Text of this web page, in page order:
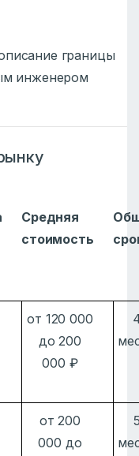
границы
инженером
Средняя
стоимость
от 120 000
до 200
000 ₽
от 200
000 до